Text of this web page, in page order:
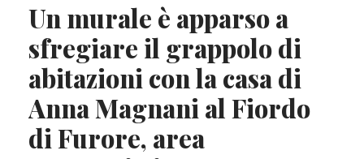
Un murale è apparso a
sfregiare il grappolo di
abitazioni con la casa di
Anna Magnani al Fiordo
di Furore, area